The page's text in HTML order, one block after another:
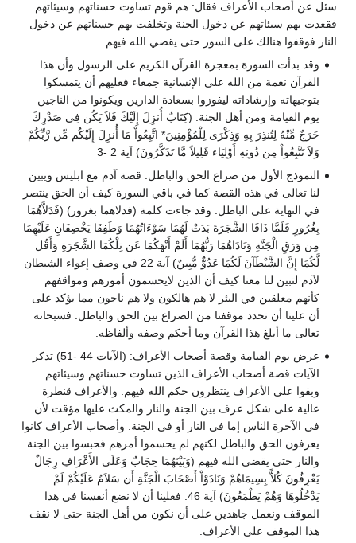
سئل عن أصحاب الأعراف فقال: هم قوم تساوت حسناتهم وسيئاتهم
فقعدت بهم سيئاتهم عن دخول الجنة وتخلفت بهم حسناتهم عن دخول
النار فوقفوا هنالك على السور حتى يقضي الله فيهم.
وقد بدأت السورة بمعجزة القرآن الكريم على الرسول وأن هذا
القرآن نعمة من الله على الإنسانية جمعاء فعليهم أن يتمسكوا
بتوجيهاته وإرشاداته ليفوزوا بسعادة الدارين ويكونوا من الناجين
يوم القيامة ومن أهل الجنة. (كِتَابٌ أُنزِلَ إِلَيْكَ فَلاَ يَكُن فِي صَدْرِكَ
حَرَجٌ مِّنْهُ لِتُنذِرَ بِهِ وَذِكْرَى لِلْمُؤْمِنِينَ* اتَّبِعُواْ مَا أُنزِلَ إِلَيْكُم مِّن رَّبِّكُمْ
وَلاَ تَتَّبِعُواْ مِن دُونِهِ أَوْلِيَاء قَلِيلاً مَّا تَذَكَّرُونَ) آية 2 -3
النموذج الأول من صراع الحق والباطل: قصة آدم مع ابليس ويبين
لنا تعالى في هذه القصة كما في باقي السورة كيف أن الحق ينتصر
في النهاية على الباطل. وقد جاءت كلمة (فدلاهما بغرور) (فَدَلاَّهُمَا
بِغُرُورٍ فَلَمَّا ذَاقَا الشَّجَرَةَ بَدَتْ لَهُمَا سَوْءَاتُهُمَا وَطَفِقَا يَخْصِفَانِ عَلَيْهِمَا
مِن وَرَقِ الْجَنَّةِ وَنَادَاهُمَا رَبُّهُمَا أَلَمْ أَنْهَكُمَا عَن تِلْكُمَا الشَّجَرَةِ وَأَقُل
لَّكُمَا إِنَّ الشَّيْطَآنَ لَكُمَا عَدُوٌّ مُّبِينٌ) آية 22 في وصف إغواء الشيطان
لآدم لتبين لنا معنا كيف أن الذين لايحسمون أمورهم ومواقفهم
كأنهم معلقين في البئر لا هم هالكون ولا هم ناجون مما يؤكد على
أن علينا أن نحدد موقفنا من الصراع بين الحق والباطل. فسبحانه
تعالى ما أبلغ هذا القرآن وما أحكم وصفه وألفاظه.
عرض يوم القيامة وقصة أصحاب الأعراف: (الآيات 44 -51) تذكر
الآيات قصة أصحاب الأعراف الذين تساوت حسناتهم وسيئاتهم
وبقوا على الأعراف ينتظرون حكم الله فيهم. والأعراف قنطرة
عالية على شكل عرف بين الجنة والنار والمكث عليها مؤقت لأن
في الآخرة الناس إما في النار أو في الجنة. وأصحاب الأعراف كانوا
يعرفون الحق والباطل لكنهم لم يحسموا أمرهم فحبسوا بين الجنة
والنار حتى يقضي الله فيهم (وَبَيْنَهُمَا حِجَابٌ وَعَلَى الأَعْرَافِ رِجَالٌ
يَعْرِفُونَ كُلاًّ بِسِيمَاهُمْ وَنَادَوْاْ أَصْحَابَ الْجَنَّةِ أَن سَلاَمٌ عَلَيْكُمْ لَمْ
يَدْخُلُوهَا وَهُمْ يَطْمَعُونَ) آية 46. فعلينا أن لا نضع أنفسنا في هذا
الموقف ونعمل جاهدين على أن نكون من أهل الجنة حتى لا نقف
هذا الموقف على الأعراف.